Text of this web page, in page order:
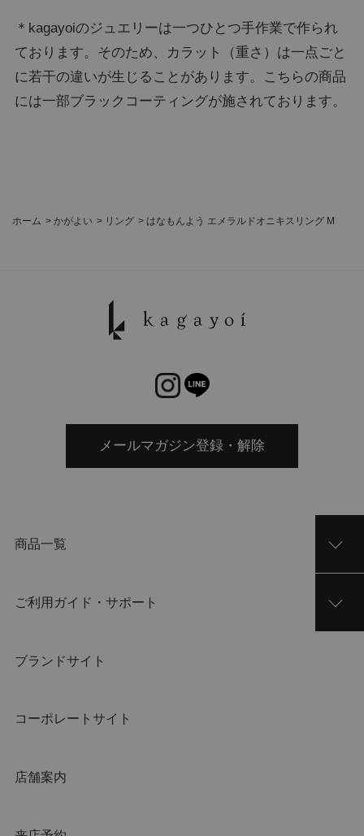
＊kagayoiのジュエリーは一つひとつ手作業で作られ
ております。そのため、カラット（重さ）は一点ごと
に若干の違いが生じることがあります。こちらの商品
には一部ブラックコーティングが施されております。
ホーム > かがよい > リング > はなもんよう エメラルドオニキスリング M
メールマガジン登録・解除
商品一覧
ご利用ガイド・サポート
ブランドサイト
コーポレートサイト
店舗案内